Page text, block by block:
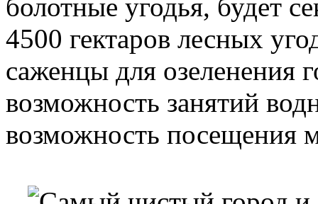
болотные угодья, будет
4500 гектаров лесных
саженцы для озеленения
возможность занятий
возможность посещения